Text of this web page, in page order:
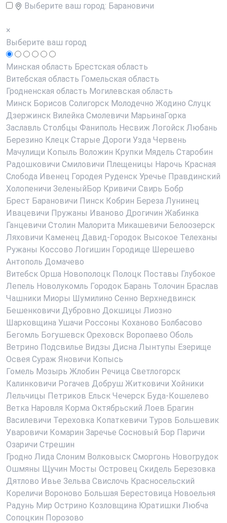
Выберите ваш город: Барановичи
×
Выберите ваш город
Минская область Брестская область
Витебская область Гомельская область
Гродненская область Могилевская область
Минск Борисов Солигорск Молодечно Жодино Слуцк
Дзержинск Вилейка Смолевичи МарьинаГорка
Заславль Столбцы Фаниполь Несвиж Логойск Любань
Березино Клецк Старые Дороги Узда Червень
Мачулищи Копыль Воложин Крупки Мядель Старобин
Радошковичи Смиловичи Плещеницы Нарочь Красная
Слобода Ивенец Городея Руденск Уречье Правдинский
Холопеничи ЗеленыйБор Кривичи Свирь Бобр
Брест Барановичи Пинск Кобрин Береза Лунинец
Ивацевичи Пружаны Иваново Дрогичин Жабинка
Ганцевичи Столин Малорита Микашевичи Белоозерск
Ляховичи Каменец Давид-Городок Высокое Телеханы
Ружаны Коссово Логишин Городище Шерешево
Антополь Домачево
Витебск Орша Новополоцк Полоцк Поставы Глубокое
Лепель Новолукомль Городок Барань Толочин Браслав
Чашники Миоры Шумилино Сенно Верхнедвинск
Бешенковичи Дубровно Докшицы Лиозно
Шарковщина Ушачи Россоны Коханово Болбасово
Бегомль Богушевск Ореховск Воропаево Оболь
Ветрино Подсвилье Видзы Дисна Лынтупы Езерище
Освея Сураж Яновичи Копысь
Гомель Мозырь Жлобин Речица Светлогорск
Калинковичи Рогачев Добруш Житковичи Хойники
Лельчицы Петриков Ельск Чечерск Буда-Кошелево
Ветка Наровля Корма Октябрьский Лоев Брагин
Василевичи Тереховка Копаткевичи Туров Большевик
Уваровичи Комарин Заречье Сосновый Бор Паричи
Озаричи Стрешин
Гродно Лида Слоним Волковыск Сморгонь Новогрудок
Ошмяны Щучин Мосты Островец Скидель Березовка
Дятлово Ивье Зельва Свислочь Красносельский
Кореличи Вороново Большая Берестовица Новоельня
Радунь Мир Острино Козловщина Юратишки Любча
Сопоцкин Порозово